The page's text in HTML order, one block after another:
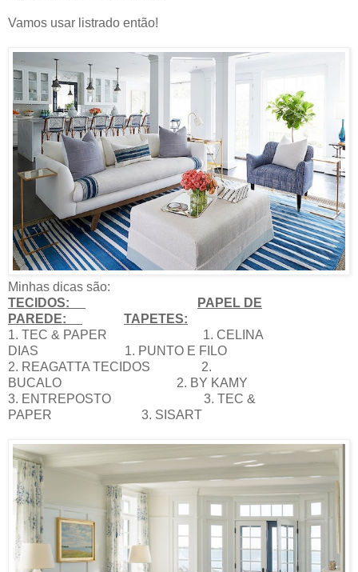
Vamos usar listrado então!
Minhas dicas são:
TECIDOS:
PAPEL DE
PAREDE:
TAPETES:
1. TEC & PAPER 1. CELINA
DIAS 1. PUNTO E FILO
2. REAGATTA TECIDOS 2.
BUCALO 2. BY KAMY
3. ENTREPOSTO 3. TEC &
PAPER 3. SISART